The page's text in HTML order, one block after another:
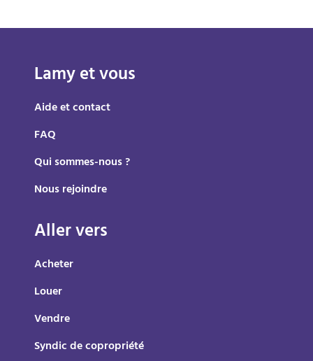
Lamy et vous
Aide et contact
FAQ
Qui sommes-nous ?
Nous rejoindre
Aller vers
Acheter
Louer
Vendre
Syndic de copropriété